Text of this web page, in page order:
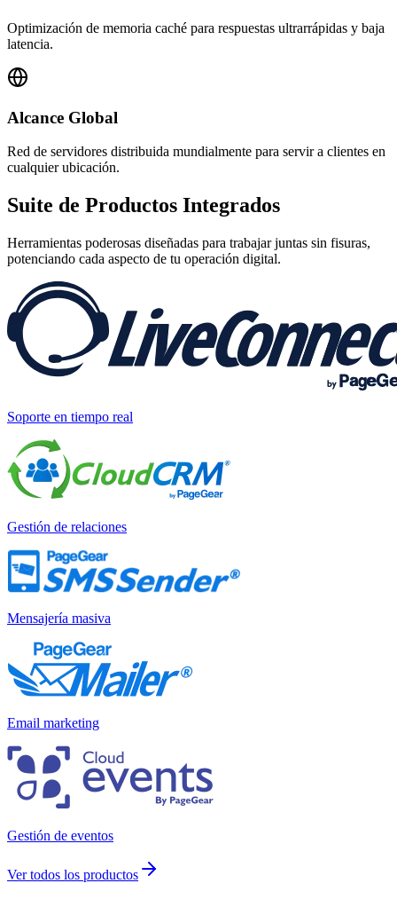
Optimización de memoria caché para respuestas ultrarrápidas y baja
latencia.
Alcance Global
Red de servidores distribuida mundialmente para servir a clientes en
cualquier ubicación.
Suite de Productos Integrados
Herramientas poderosas diseñadas para trabajar juntas sin fisuras,
potenciando cada aspecto de tu operación digital.
Soporte en tiempo real
Gestión de relaciones
Mensajería masiva
Email marketing
Gestión de eventos
Ver todos los productos